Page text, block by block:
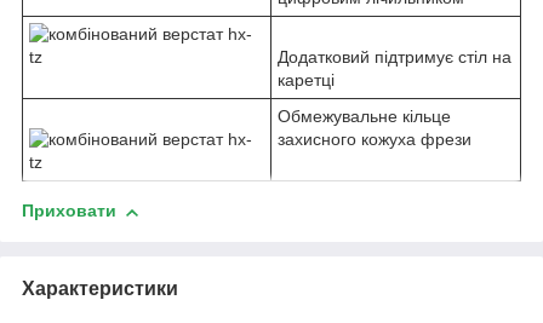
Додатковий підтримує стіл на
каретці
Обмежувальне кільце
захисного кожуха фрези
Приховати
Характеристики